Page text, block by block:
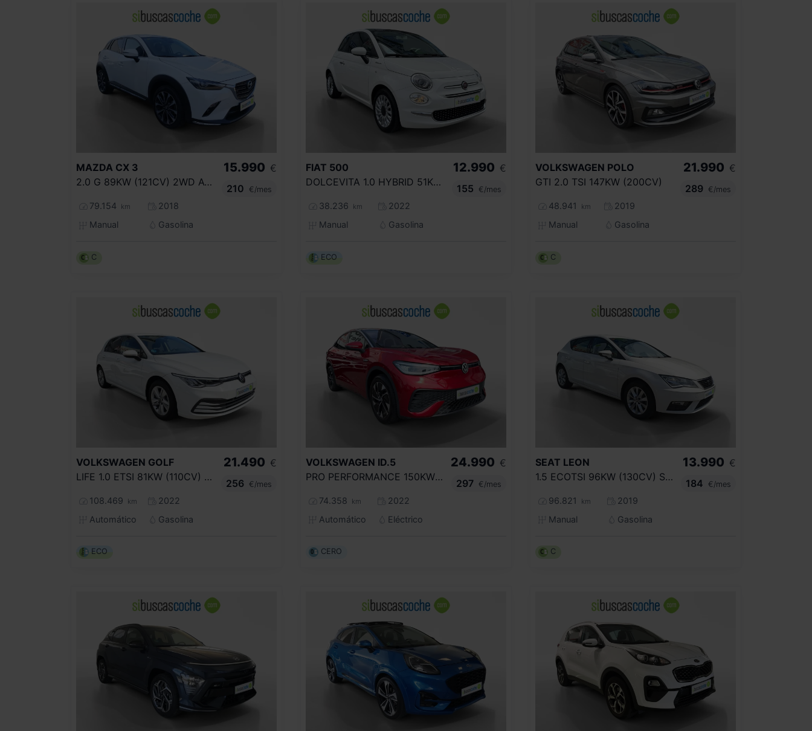
MAZDA CX 3
2.0 G 89KW (121CV) 2WD AT EVOLUTION
79.154 km
2018
Manual
Gasolina
15.990 €
210
€/mes
C
FIAT 500
DOLCEVITA 1.0 HYBRID 51KW (70 CV)
38.236 km
2022
Manual
Gasolina
12.990 €
155
€/mes
ECO
VOLKSWAGEN POLO
GTI 2.0 TSI 147KW (200CV)
48.941 km
2019
Manual
Gasolina
21.990 €
289
€/mes
C
VOLKSWAGEN GOLF
LIFE 1.0 ETSI 81KW (110CV) DSG
108.469 km
2022
Automático
Gasolina
21.490 €
256
€/mes
ECO
VOLKSWAGEN ID.5
PRO PERFORMANCE 150KW (204CV)
74.358 km
2022
Automático
Eléctrico
24.990 €
297
€/mes
CERO
SEAT LEON
1.5 ECOTSI 96KW (130CV) ST&SP STYLE
96.821 km
2019
Manual
Gasolina
13.990 €
184
€/mes
C